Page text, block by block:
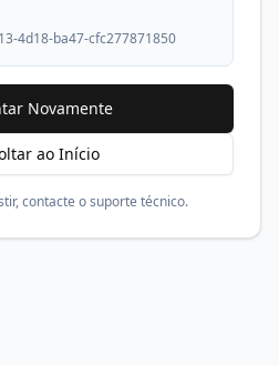
4d18-ba47-cfc277871850
Novamente
ao Início
contacte o suporte técnico.